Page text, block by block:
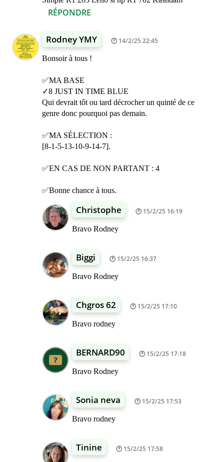
RÉPONDRE
Rodney YMY 14/2/25 22:45
Bonsoir à tous !
✅MA BASE
✓8 JUST IN TIME BLUE
Qui devrait tôt ou tard décrocher un quinté de ce
genre donc pourquoi pas demain.
✅MA SÉLECTION :
[8-1-5-13-10-9-14-7].
✅EN CAS DE NON PARTANT : 4
✅Bonne chance à tous.
Christophe 15/2/25 16:19
Bravo Rodney
Biggi 15/2/25 16:37
Bravo Rodney
Chgros 62 15/2/25 17:10
Bravo rodney
BERNARD90 15/2/25 17:18
Bravo Rodney
Sonia neva 15/2/25 17:53
Bravo rodney
Tinine 15/2/25 17:58